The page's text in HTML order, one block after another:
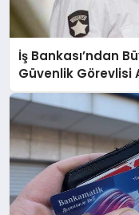
İş Bankası’ndan
Güvenlik Görevlisi